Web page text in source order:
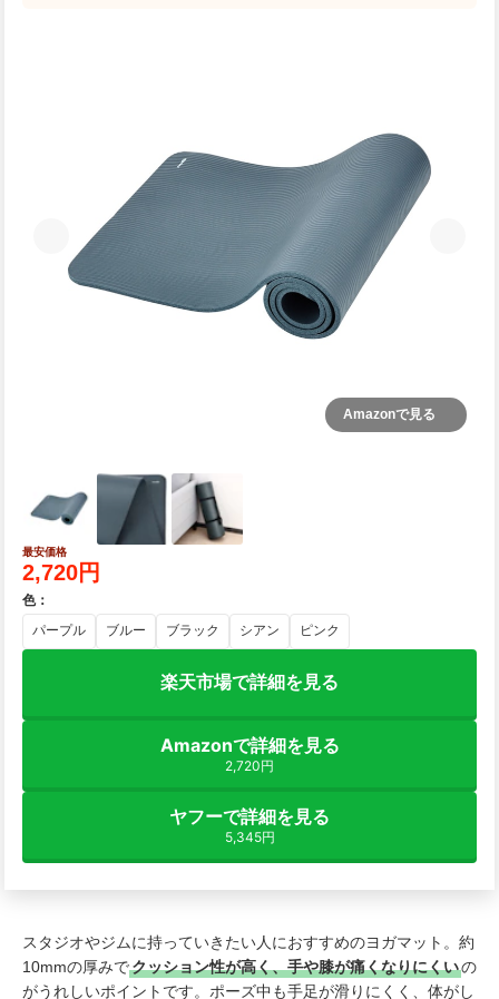
Amazonで見る
最安価格
2,720円
色：
パープル
ブルー ブラック シアン ピンク
楽天市場で詳細を見る
Amazonで詳細を見る
2,720円
ヤフーで詳細を見る
5,345円
スタジオやジムに持っていきたい人におすすめのヨガマット。約
10mmの厚みでクッション性が高く、手や膝が痛くなりにくいの
がうれしいポイントです。ポーズ中も手足が滑りにくく、体がし